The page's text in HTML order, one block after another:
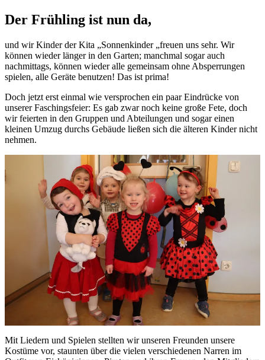
Der Frühling ist nun da,
und wir Kinder der Kita „Sonnenkinder „freuen uns sehr. Wir
können wieder länger in den Garten; manchmal sogar auch
nachmittags, können wieder alle gemeinsam ohne Absperrungen
spielen, alle Geräte benutzen! Das ist prima!
Doch jetzt erst einmal wie versprochen ein paar Eindrücke von
unserer Faschingsfeier: Es gab zwar noch keine große Fete, doch
wir feierten in den Gruppen und Abteilungen und sogar einen
kleinen Umzug durchs Gebäude ließen sich die älteren Kinder nicht
nehmen.
Mit Liedern und Spielen stellten wir unseren Freunden unsere
Kostüme vor, staunten über die vielen verschiedenen Narren im